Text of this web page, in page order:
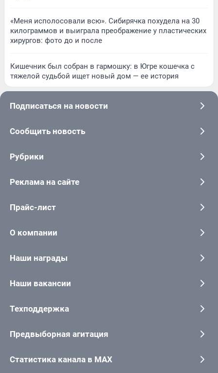
«Меня исполосовали всю». Сибирячка похудела на 30
килограммов и выиграла преображение у пластических
хирургов: фото до и после
Кишечник был собран в гармошку: в Югре кошечка с
тяжелой судьбой ищет новый дом — ее история
Подписаться на новости
Сообщить новость
Рубрики
Реклама на сайте
Прайс-лист
О компании
Наши награды
Наши вакансии
Техподдержка
Предвыборная агитация
Статистика канала в MAX